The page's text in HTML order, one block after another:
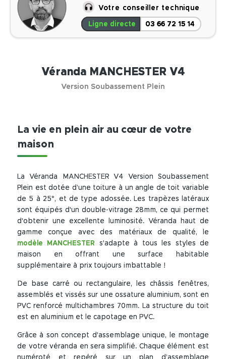
Votre conseiller technique
Ligne directe 03 66 72 15 14
Véranda MANCHESTER V4
Version Soubassement Plein
La vie en plein air au cœur de votre
maison
La Véranda MANCHESTER V4 Version Soubassement
Plein est dotée d’une toiture à un angle de toit variable
de 5 à 25°, et de type adossée. Les trapèzes latéraux
sont équipés d'un double-vitrage 28mm, ce qui permet
d'obtenir une excellente luminosité. Véranda haut de
gamme conçue avec des matériaux de qualité, le
modèle MANCHESTER
s'adapte à tous les styles de
maison en offrant une surface habitable
supplémentaire à prix toujours imbattable !
De base carré ou rectangulaire, les châssis fenêtres,
assemblés et vissés sur une ossature aluminium, sont en
PVC renforcé multichambres 70mm. La structure du toit
est en aluminium et le capotage en PVC.
Grâce à son concept d'assemblage unique, le montage
de votre véranda en sera simplifié. Chaque élément est
numéroté et repéré sur un plan d’assemblage